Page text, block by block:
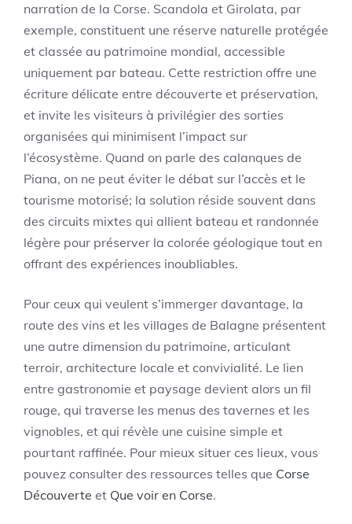
narration de la Corse. Scandola et Girolata, par
exemple, constituent une réserve naturelle protégée
et classée au patrimoine mondial, accessible
uniquement par bateau. Cette restriction offre une
écriture délicate entre découverte et préservation,
et invite les visiteurs à privilégier des sorties
organisées qui minimisent l’impact sur
l’écosystème. Quand on parle des calanques de
Piana, on ne peut éviter le débat sur l’accès et le
tourisme motorisé; la solution réside souvent dans
des circuits mixtes qui allient bateau et randonnée
légère pour préserver la colorée géologique tout en
offrant des expériences inoubliables.
Pour ceux qui veulent s’immerger davantage, la
route des vins et les villages de Balagne présentent
une autre dimension du patrimoine, articulant
terroir, architecture locale et convivialité. Le lien
entre gastronomie et paysage devient alors un fil
rouge, qui traverse les menus des tavernes et les
vignobles, et qui révèle une cuisine simple et
pourtant raffinée. Pour mieux situer ces lieux, vous
pouvez consulter des ressources telles que Corse
Découverte et Que voir en Corse.